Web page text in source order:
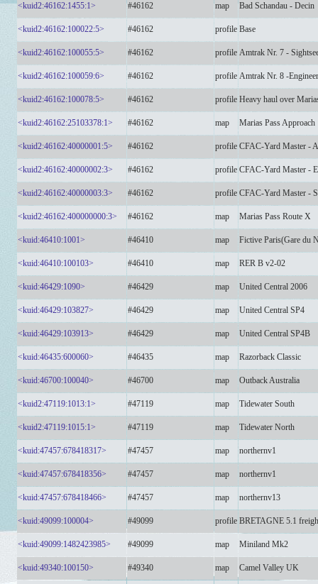
<kuid2:46162:1455:1> #46162 map Bad Schandau - Decin
<kuid2:46162:100022:5> #46162 profile Base
<kuid2:46162:100055:5> #46162 profile Amtrak Nr. 7 -
<kuid2:46162:100059:6> #46162 profile Amtrak Nr. 8 -
<kuid2:46162:100078:5> #46162 profile Heavy haul over
<kuid2:46162:25103378:1> #46162 map Marias Pass Approach
<kuid2:46162:40000001:5> #46162 profile CFAC-Yard Master -
<kuid2:46162:40000002:3> #46162 profile CFAC-Yard Master -
<kuid2:46162:40000003:3> #46162 profile CFAC-Yard Master -
<kuid2:46162:400000000:3> #46162 map Marias Pass Route X
<kuid:46410:1001> #46410 map Fictive Paris(Gare du
<kuid:46410:100103> #46410 map RER B v2-02
<kuid:46429:1090> #46429 map United Central 2006
<kuid:46429:103827> #46429 map United Central SP4
<kuid:46429:103913> #46429 map United Central SP4B
<kuid:46435:600060> #46435 map Razorback Classic
<kuid:46700:100040> #46700 map Outback Australia
<kuid2:47119:1013:1> #47119 map Tidewater South
<kuid2:47119:1015:1> #47119 map Tidewater North
<kuid:47457:678418317> #47457 map northernv1
<kuid:47457:678418356> #47457 map northernv1
<kuid:47457:678418466> #47457 map northernv13
<kuid:49099:100004> #49099 profile BRETAGNE 5.1
<kuid:49099:1482423985> #49099 map Miniland Mk2
<kuid:49340:100150> #49340 map Camel Valley UK